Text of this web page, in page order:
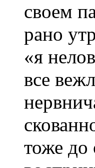
своем
рано
«я
все
тоже до